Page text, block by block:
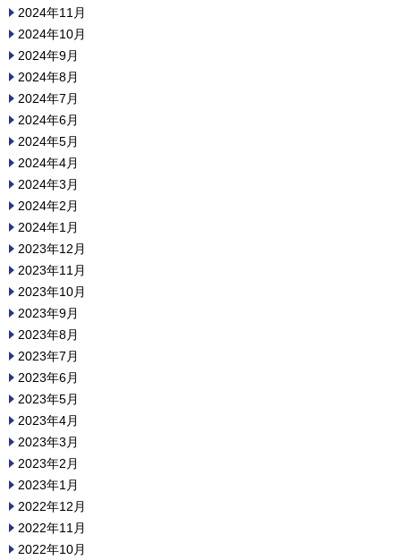
2024年11月
2024年10月
2024年9月
2024年8月
2024年7月
2024年6月
2024年5月
2024年4月
2024年3月
2024年2月
2024年1月
2023年12月
2023年11月
2023年10月
2023年9月
2023年8月
2023年7月
2023年6月
2023年5月
2023年4月
2023年3月
2023年2月
2023年1月
2022年12月
2022年11月
2022年10月